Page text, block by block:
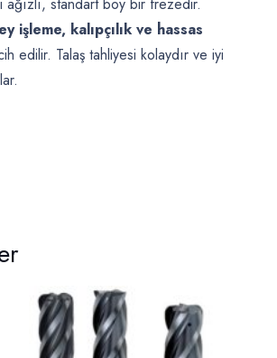
işleme, kalıpçılık ve hassas
edilir. Talaş tahliyesi kolaydır ve iyi